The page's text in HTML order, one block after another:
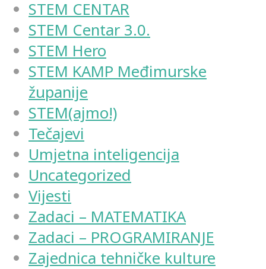
STEM CENTAR
STEM Centar 3.0.
STEM Hero
STEM KAMP Međimurske
županije
STEM(ajmo!)
Tečajevi
Umjetna inteligencija
Uncategorized
Vijesti
Zadaci – MATEMATIKA
Zadaci – PROGRAMIRANJE
Zajednica tehničke kulture